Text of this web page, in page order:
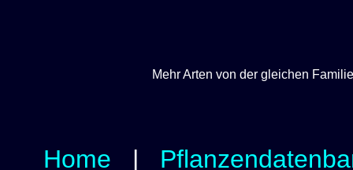
Mehr Arten von der gleichen
Home |